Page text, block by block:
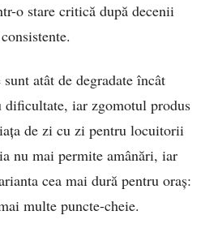
o stare critică după decenii
atât de degradate încât
iar zgomotul produs
de zi cu zi pentru locuitorii
nu mai permite amânări, iar
cea mai dură pentru oraș:
multe puncte-cheie.